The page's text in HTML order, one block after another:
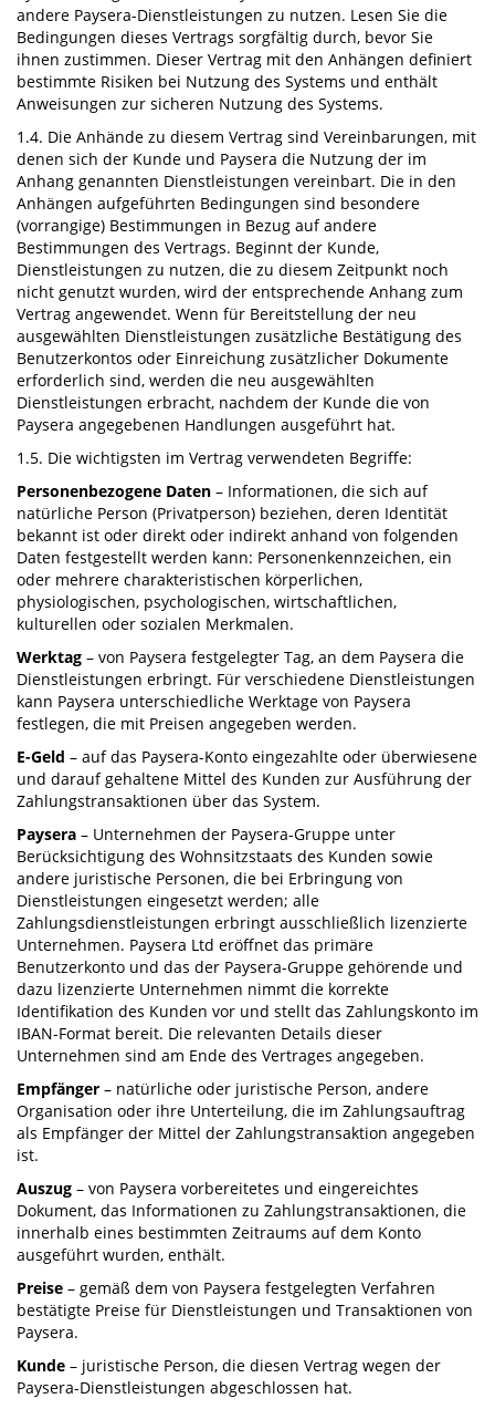
andere Paysera-Dienstleistungen zu nutzen. Lesen Sie die
Bedingungen dieses Vertrags sorgfältig durch, bevor Sie
ihnen zustimmen. Dieser Vertrag mit den Anhängen definiert
bestimmte Risiken bei Nutzung des Systems und enthält
Anweisungen zur sicheren Nutzung des Systems.
1.4. Die Anhände zu diesem Vertrag sind Vereinbarungen, mit
denen sich der Kunde und Paysera die Nutzung der im
Anhang genannten Dienstleistungen vereinbart. Die in den
Anhängen aufgeführten Bedingungen sind besondere
(vorrangige) Bestimmungen in Bezug auf andere
Bestimmungen des Vertrags. Beginnt der Kunde,
Dienstleistungen zu nutzen, die zu diesem Zeitpunkt noch
nicht genutzt wurden, wird der entsprechende Anhang zum
Vertrag angewendet. Wenn für Bereitstellung der neu
ausgewählten Dienstleistungen zusätzliche Bestätigung des
Benutzerkontos oder Einreichung zusätzlicher Dokumente
erforderlich sind, werden die neu ausgewählten
Dienstleistungen erbracht, nachdem der Kunde die von
Paysera angegebenen Handlungen ausgeführt hat.
1.5. Die wichtigsten im Vertrag verwendeten Begriffe:
Personenbezogene Daten – Informationen, die sich auf
natürliche Person (Privatperson) beziehen, deren Identität
bekannt ist oder direkt oder indirekt anhand von folgenden
Daten festgestellt werden kann: Personenkennzeichen, ein
oder mehrere charakteristischen körperlichen,
physiologischen, psychologischen, wirtschaftlichen,
kulturellen oder sozialen Merkmalen.
Werktag – von Paysera festgelegter Tag, an dem Paysera die
Dienstleistungen erbringt. Für verschiedene Dienstleistungen
kann Paysera unterschiedliche Werktage von Paysera
festlegen, die mit Preisen angegeben werden.
E-Geld – auf das Paysera-Konto eingezahlte oder überwiesene
und darauf gehaltene Mittel des Kunden zur Ausführung der
Zahlungstransaktionen über das System.
Paysera – Unternehmen der Paysera-Gruppe unter
Berücksichtigung des Wohnsitzstaats des Kunden sowie
andere juristische Personen, die bei Erbringung von
Dienstleistungen eingesetzt werden; alle
Zahlungsdienstleistungen erbringt ausschließlich lizenzierte
Unternehmen. Paysera Ltd eröffnet das primäre
Benutzerkonto und das der Paysera-Gruppe gehörende und
dazu lizenzierte Unternehmen nimmt die korrekte
Identifikation des Kunden vor und stellt das Zahlungskonto im
IBAN-Format bereit. Die relevanten Details dieser
Unternehmen sind am Ende des Vertrages angegeben.
Empfänger – natürliche oder juristische Person, andere
Organisation oder ihre Unterteilung, die im Zahlungsauftrag
als Empfänger der Mittel der Zahlungstransaktion angegeben
ist.
Auszug – von Paysera vorbereitetes und eingereichtes
Dokument, das Informationen zu Zahlungstransaktionen, die
innerhalb eines bestimmten Zeitraums auf dem Konto
ausgeführt wurden, enthält.
Preise – gemäß dem von Paysera festgelegten Verfahren
bestätigte Preise für Dienstleistungen und Transaktionen von
Paysera.
Kunde – juristische Person, die diesen Vertrag wegen der
Paysera-Dienstleistungen abgeschlossen hat.